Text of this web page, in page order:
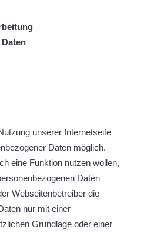
unserer Internetseite
Daten möglich.
eine Funktion nutzen wollen,
Daten
Webseitenbetreiber die
nur mit einer
Grundlage oder einer